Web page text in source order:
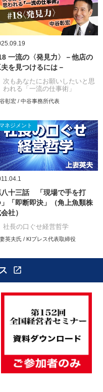
一流の〈発見力〉－他店の
を見つけるには－
次もあなたにお願いしたいと思
われる「一流の仕事術」
彰宏 / 中谷事務所代表
ネジメント
八十三話 「現場で手を打
「即断即決」（角上魚類株
社）
社長の口ぐせ経営哲学
妻英夫氏 / KIプレス代表取締役
open_in_new